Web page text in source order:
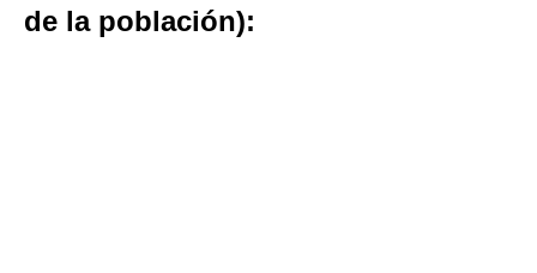
de la población):